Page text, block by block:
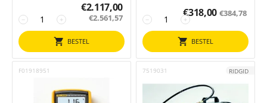
+
−
€2.117,00
€2.561,57
BESTEL
+
−
€318,00 €384,78
BESTEL
F01918951 7519031 RIDGID